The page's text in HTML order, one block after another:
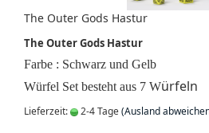
The Outer Gods Hastur
The Outer Gods Hastur
Farbe : Schwarz und Gelb
Würfel Set besteht aus 7 Würfeln
Lieferzeit: 2-4 Tage(Ausland